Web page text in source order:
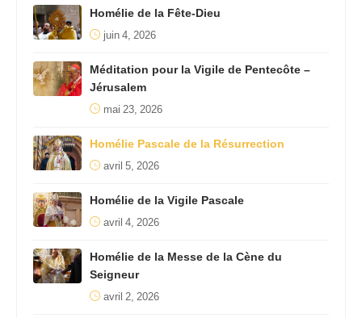
Homélie de la Fête-Dieu
juin 4, 2026
Méditation pour la Vigile de Pentecôte –
Jérusalem
mai 23, 2026
Homélie Pascale de la Résurrection
avril 5, 2026
Homélie de la Vigile Pascale
avril 4, 2026
Homélie de la Messe de la Cène du
Seigneur
avril 2, 2026